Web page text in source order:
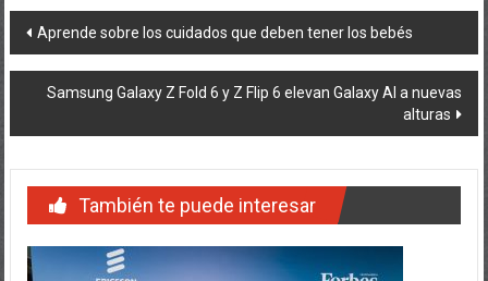
de
entradas
Aprende sobre los cuidados que deben tener los bebés
Samsung Galaxy Z Fold 6 y Z Flip 6 elevan Galaxy AI a nuevas
alturas
También te puede interesar